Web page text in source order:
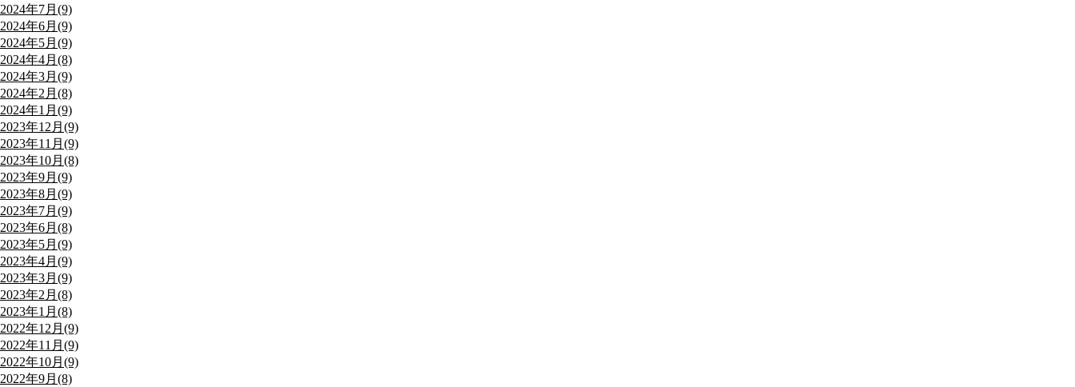
2024年7月(9)
2024年6月(9)
2024年5月(9)
2024年4月(8)
2024年3月(9)
2024年2月(8)
2024年1月(9)
2023年12月(9)
2023年11月(9)
2023年10月(8)
2023年9月(9)
2023年8月(9)
2023年7月(9)
2023年6月(8)
2023年5月(9)
2023年4月(9)
2023年3月(9)
2023年2月(8)
2023年1月(8)
2022年12月(9)
2022年11月(9)
2022年10月(9)
2022年9月(8)